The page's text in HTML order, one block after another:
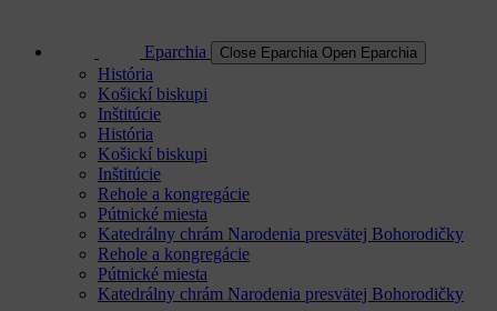
Eparchia Close Eparchia Open Eparchia
História
Košickí biskupi
Inštitúcie
História
Košickí biskupi
Inštitúcie
Rehole a kongregácie
Pútnické miesta
Katedrálny chrám Narodenia presvätej Bohorodičky
Rehole a kongregácie
Pútnické miesta
Katedrálny chrám Narodenia presvätej Bohorodičky